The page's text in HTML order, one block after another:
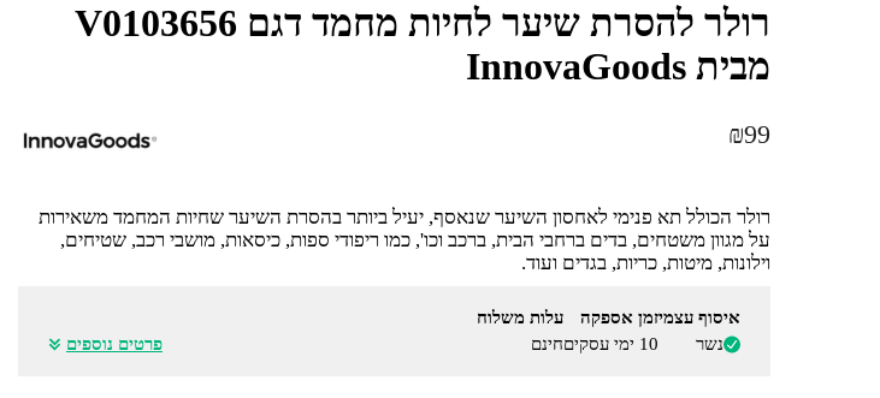
רולר להסרת שיער לחיות מחמד דגם V0103656
מבית InnovaGoods
₪99
רולר הכולל תא פנימי לאחסון השיער שנאסף, יעיל ביותר בהסרת השיער שחיות המחמד משאירות
על מגוון משטחים, בדים ברחבי הבית, ברכב וכו', כמו ריפודי ספות, כיסאות, מושבי רכב, שטיחים,
וילונות, מיטות, כריות, בגדים ועוד.
איסוף עצמי
נשר
זמן אספקה
10 ימי עסקים
עלות משלוח
חינם
פרטים נוספים